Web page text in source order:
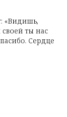
«Видишь,
ты нас
Сердце